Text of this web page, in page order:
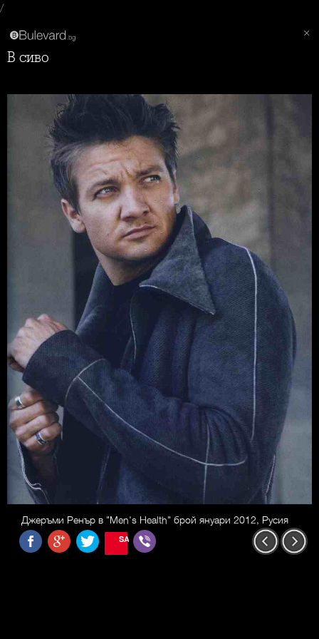
/
В сиво
Джеръми Ренър в "Men's Health" брой януари 2012, Русия
SAVE